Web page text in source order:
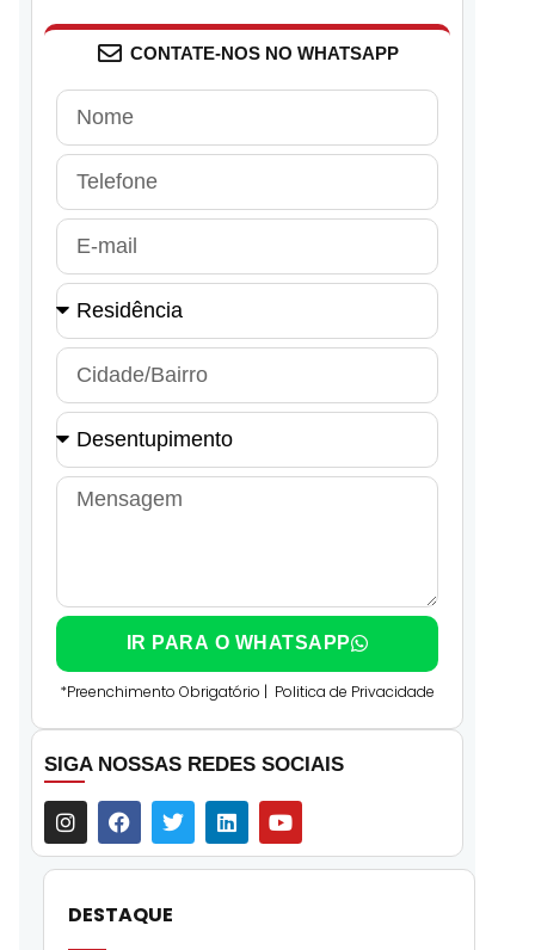
CONTATE-NOS NO WHATSAPP
IR PARA O WHATSAPP
*Preenchimento Obrigatório | Politica de Privacidade
SIGA NOSSAS REDES SOCIAIS
DESTAQUE